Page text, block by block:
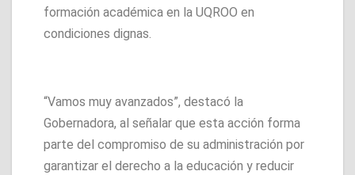
formación académica en la UQROO en
condiciones dignas.
“Vamos muy avanzados”, destacó la
Gobernadora, al señalar que esta acción forma
parte del compromiso de su administración por
garantizar el derecho a la educación y reducir